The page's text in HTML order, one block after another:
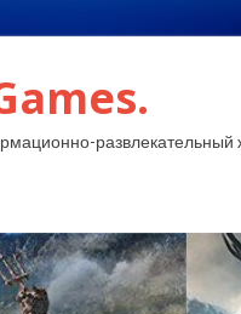
развлекательный